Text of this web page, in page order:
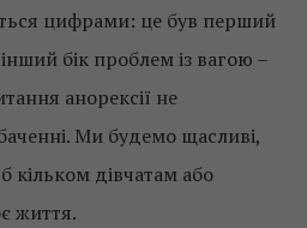
цифрами: це був перший
бік проблем із вагою –
анорексії не
Ми будемо щасливі,
дівчатам або
життя.